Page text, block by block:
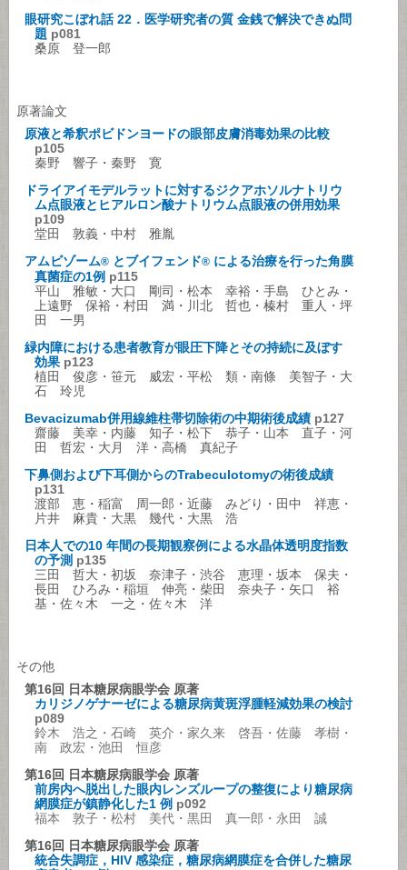
眼研究こぼれ話 22．医学研究者の質 金銭で解決できぬ問
題 p081
桑原 登一郎
原著論文
原液と希釈ポビドンヨードの眼部皮膚消毒効果の比較
p105
秦野 響子・秦野 寛
ドライアイモデルラットに対するジクアホソルナトリウ
ム点眼液とヒアルロン酸ナトリウム点眼液の併用効果
p109
堂田 敦義・中村 雅胤
アムビゾーム® とブイフェンド® による治療を行った角膜
真菌症の1例 p115
平山 雅敏・大口 剛司・松本 幸裕・手島 ひとみ・
上遠野 保裕・村田 満・川北 哲也・榛村 重人・坪
田 一男
緑内障における患者教育が眼圧下降とその持続に及ぼす
効果 p123
植田 俊彦・笹元 威宏・平松 類・南條 美智子・大
石 玲児
Bevacizumab併用線維柱帯切除術の中期術後成績 p127
齋藤 美幸・内藤 知子・松下 恭子・山本 直子・河
田 哲宏・大月 洋・高橋 真紀子
下鼻側および下耳側からのTrabeculotomyの術後成績
p131
渡部 恵・稲富 周一郎・近藤 みどり・田中 祥恵・
片井 麻貴・大黒 幾代・大黒 浩
日本人での10 年間の長期観察例による水晶体透明度指数
の予測 p135
三田 哲大・初坂 奈津子・渋谷 恵理・坂本 保夫・
長田 ひろみ・稲垣 伸亮・柴田 奈央子・矢口 裕
基・佐々木 一之・佐々木 洋
その他
第16回 日本糖尿病眼学会 原著
カリジノゲナーゼによる糖尿病黄斑浮腫軽減効果の検討
p089
鈴木 浩之・石崎 英介・家久来 啓吾・佐藤 孝樹・
南 政宏・池田 恒彦
第16回 日本糖尿病眼学会 原著
前房内へ脱出した眼内レンズループの整復により糖尿病
網膜症が鎮静化した1 例 p092
福本 敦子・松村 美代・黒田 真一郎・永田 誠
第16回 日本糖尿病眼学会 原著
統合失調症，HIV 感染症，糖尿病網膜症を合併した糖尿